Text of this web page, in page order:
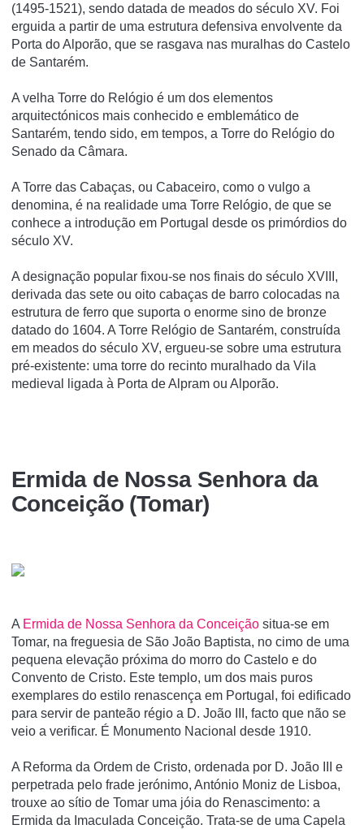
(1495-1521), sendo datada de meados do século XV. Foi
erguida a partir de uma estrutura defensiva envolvente da
Porta do Alporão, que se rasgava nas muralhas do Castelo
de Santarém.
A velha Torre do Relógio é um dos elementos
arquitectónicos mais conhecido e emblemático de
Santarém, tendo sido, em tempos, a Torre do Relógio do
Senado da Câmara.
A Torre das Cabaças, ou Cabaceiro, como o vulgo a
denomina, é na realidade uma Torre Relógio, de que se
conhece a introdução em Portugal desde os primórdios do
século XV.
A designação popular fixou-se nos finais do século XVIII,
derivada das sete ou oito cabaças de barro colocadas na
estrutura de ferro que suporta o enorme sino de bronze
datado do 1604. A Torre Relógio de Santarém, construída
em meados do século XV, ergueu-se sobre uma estrutura
pré-existente: uma torre do recinto muralhado da Vila
medieval ligada à Porta de Alpram ou Alporão.
Ermida de Nossa Senhora da
Conceição (Tomar)
A Ermida de Nossa Senhora da Conceição situa-se em
Tomar, na freguesia de São João Baptista, no cimo de uma
pequena elevação próxima do morro do Castelo e do
Convento de Cristo. Este templo, um dos mais puros
exemplares do estilo renascença em Portugal, foi edificado
para servir de panteão régio a D. João III, facto que não se
veio a verificar. É Monumento Nacional desde 1910.
A Reforma da Ordem de Cristo, ordenada por D. João III e
perpetrada pelo frade jerónimo, António Moniz de Lisboa,
trouxe ao sítio de Tomar uma jóia do Renascimento: a
Ermida da Imaculada Conceição. Trata-se de uma Capela